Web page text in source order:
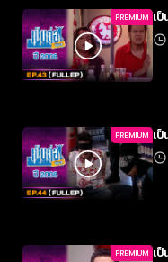
PREMIUM เ
PREMIUM เ
PREMIUM เ